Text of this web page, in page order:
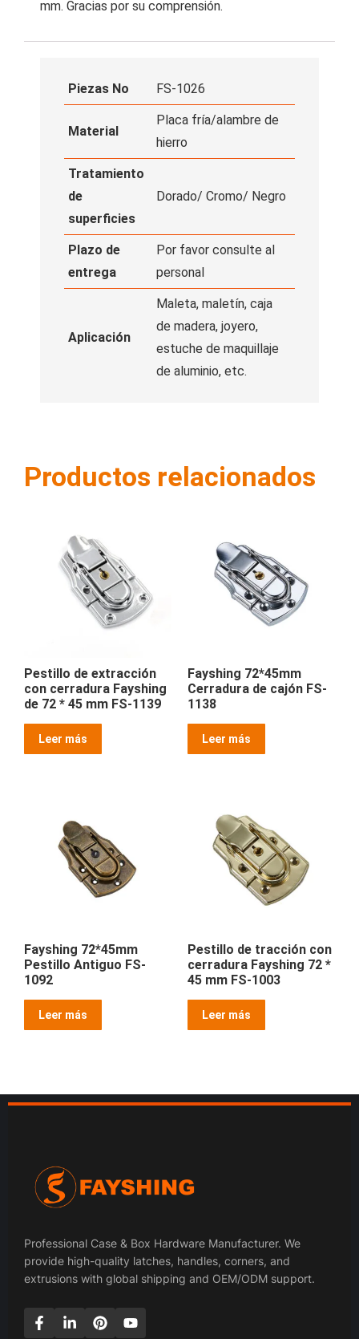
mm. Gracias por su comprensión.
Piezas No FS-1026
Material
Placa fría/alambre de
hierro
Tratamiento
de
superficies
Dorado/ Cromo/ Negro
Plazo de
entrega
Por favor consulte al
personal
Aplicación
Maleta, maletín, caja
de madera, joyero,
estuche de maquillaje
de aluminio, etc.
Productos relacionados
Pestillo de extracción
con cerradura Fayshing
de 72 * 45 mm FS-1139
Leer más
Fayshing 72*45mm
Cerradura de cajón FS-
1138
Leer más
Fayshing 72*45mm
Pestillo Antiguo FS-
1092
Leer más
Pestillo de tracción con
cerradura Fayshing 72 *
45 mm FS-1003
Leer más
Professional Case & Box Hardware Manufacturer. We
provide high-quality latches, handles, corners, and
extrusions with global shipping and OEM/ODM support.